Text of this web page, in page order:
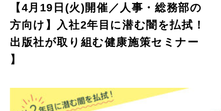
【4月19日(火)開催／人事・総務部の
方向け】入社2年目に潜む闇を払拭！
出版社が取り組む健康施策セミナー
】